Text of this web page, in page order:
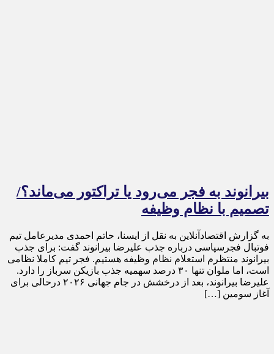
بیرانوند به فجر می‌رود یا تراکتور می‌ماند؟/
تصمیم با نظام وظیفه
به گزارش اقتصادآنلاین به نقل از ایسنا، حاتم احمدی مدیرعامل تیم
فوتبال فجرسپاسی درباره جذب علیرضا بیرانوند گفت: برای جذب
بیرانوند منتظرم استعلام نظام وظیفه هستیم. فجر تیم کاملا نظامی
است، اما ملوان تنها ۳۰ درصد سهمیه جذب بازیکن سرباز را دارد.
علیرضا بیرانوند، بعد از درخشش در جام جهانی ۲۰۲۶ درحالی برای
آغاز سومین […]